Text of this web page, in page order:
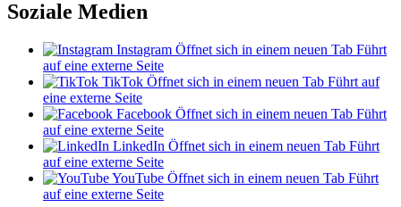
Soziale Medien
Instagram Öffnet sich in einem neuen Tab Führt
auf eine externe Seite
TikTok Öffnet sich in einem neuen Tab Führt auf
eine externe Seite
Facebook Öffnet sich in einem neuen Tab Führt
auf eine externe Seite
LinkedIn Öffnet sich in einem neuen Tab Führt
auf eine externe Seite
YouTube Öffnet sich in einem neuen Tab Führt
auf eine externe Seite